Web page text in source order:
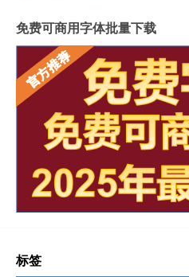
免费可商用字体批量下载
标签